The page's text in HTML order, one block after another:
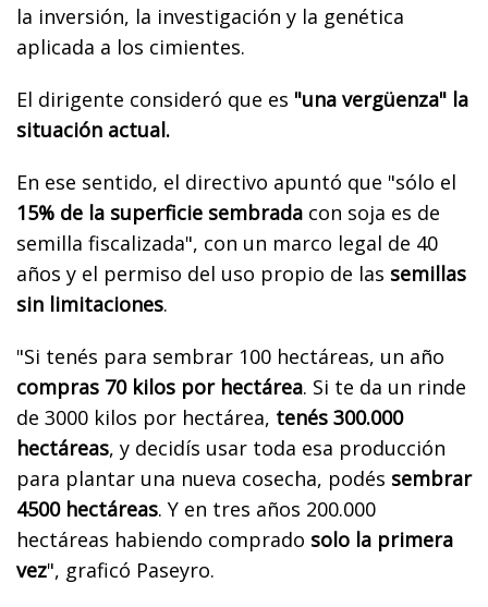
la inversión, la investigación y la genética
aplicada a los cimientes.
El dirigente consideró que es "una vergüenza" la
situación actual.
En ese sentido, el directivo apuntó que "sólo el
15% de la superficie sembrada con soja es de
semilla fiscalizada", con un marco legal de 40
años y el permiso del uso propio de las semillas
sin limitaciones.
"Si tenés para sembrar 100 hectáreas, un año
compras 70 kilos por hectárea. Si te da un rinde
de 3000 kilos por hectárea, tenés 300.000
hectáreas, y decidís usar toda esa producción
para plantar una nueva cosecha, podés sembrar
4500 hectáreas. Y en tres años 200.000
hectáreas habiendo comprado solo la primera
vez", graficó Paseyro.